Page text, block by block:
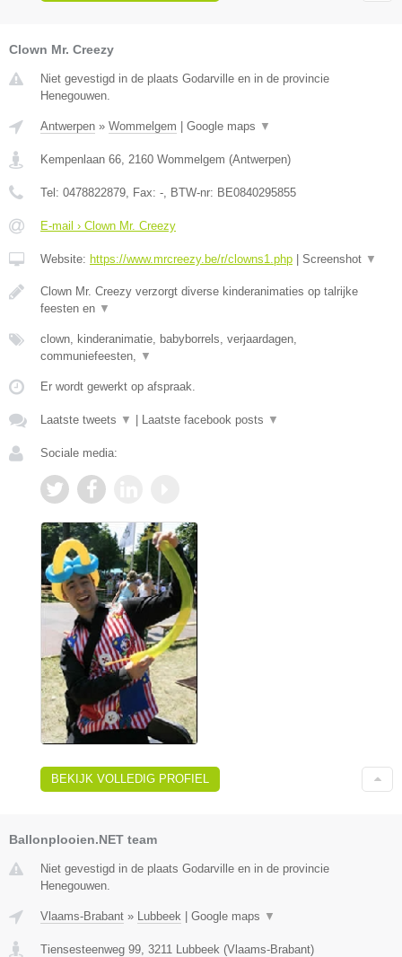
Clown Mr. Creezy
Niet gevestigd in de plaats Godarville en in de provincie
Henegouwen.
Antwerpen » Wommelgem Google maps ▼
Kempenlaan 66, 2160 Wommelgem (Antwerpen)
Tel: 0478822879, Fax: -, BTW-nr: BE0840295855
E-mail › Clown Mr. Creezy
Website: https://www.mrcreezy.be/r/clowns1.php Screenshot ▼
Clown Mr. Creezy verzorgt diverse kinderanimaties op talrijke
feesten en ▼
clown, kinderanimatie, babyborrels, verjaardagen,
communiefeesten, ▼
Er wordt gewerkt op afspraak.
Laatste tweets ▼ Laatste facebook posts ▼
Sociale media:
BEKIJK VOLLEDIG PROFIEL
Ballonplooien.NET team
Niet gevestigd in de plaats Godarville en in de provincie
Henegouwen.
Vlaams-Brabant » Lubbeek Google maps ▼
Tiensesteenweg 99, 3211 Lubbeek (Vlaams-Brabant)